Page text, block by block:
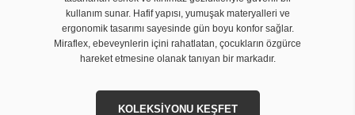
kullanım sunar. Hafif yapısı, yumuşak materyalleri ve
ergonomik tasarımı sayesinde gün boyu konfor sağlar.
Miraflex, ebeveynlerin içini rahatlatan, çocukların özgürce
hareket etmesine olanak tanıyan bir markadır.
KOLEKSİYONU KEŞFET